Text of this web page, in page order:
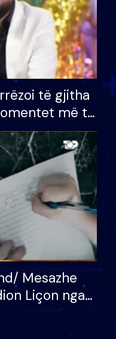
të gjitha
më të
VIP: Do më
kur…
Mesazhe
Liçon nga
moderatori
meritoj…